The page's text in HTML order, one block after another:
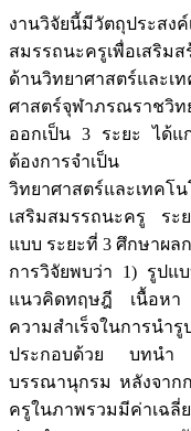
งานวิจัยนี้มีวัตถุประสง
สมรรถนะครูเพื่อเสริม
ด้านวิทยาศาสตร์และเ
ศาสตร์จุฬาภรณราชวิท
ออกเป็น 3 ระยะ ได้
ต้องการจำเป็น คุ
วิทยาศาสตร์และเทคโ
เสริมสมรรถนะครู ระ
แบบ ระยะที่ 3 ศึกษาผ
การวิจัยพบว่า 1) รูปแ
แนวคิดทฤษฎี เนื้อหา
ความสำเร็จในการ
ประกอบด้วย บทนำ
บรรณานุกรม หลังจาก
ครูในภาพรวมมีค่าเฉลี่